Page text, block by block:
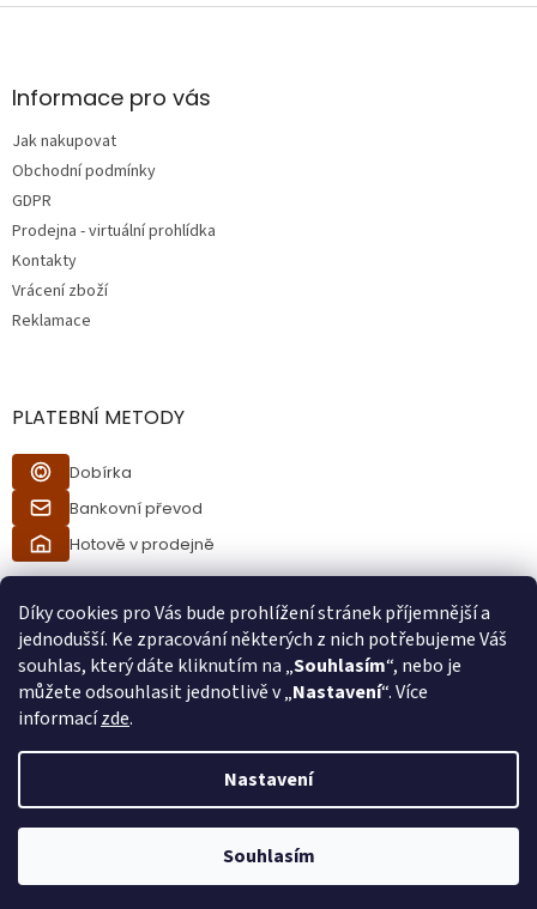
Díky cookies pro Vás bude prohlížení stránek příjemnější a
jednodušší. Ke zpracování některých z nich potřebujeme Váš
souhlas, který dáte kliknutím na „Souhlasím“, nebo je
můžete odsouhlasit jednotlivě v „Nastavení“. Více
informacízde.
Nastavení
Souhlasím
Při procesu objednávání bude ověřeno, zda jste starší 18ti let pomocí
bankovní identity. Při převzetí zboží od kurýra bude také ověřeno, zda
Z
aInformace pro vás
Jak nakupovat
Obchodní podmínky
GDPR
Prodejna - virtuální prohlídka
Kontakty
Vrácení zboží
Reklamace
PLATEBNÍ METODY
Dobírka
Bankovní převod
Hotově v prodejně
Copyright 2026Ráj kuřáků. Všechna práva vyhrazena.